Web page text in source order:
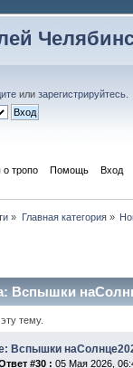
или зарегистрируйтесь
тропо Помощь Вход
» Главная категория»
Вспышки
тему.
Вспышки
#30 : 05 Мая 2026,